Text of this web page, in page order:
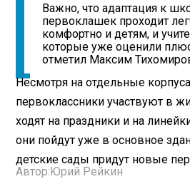
Важно, что адаптация к
первоклашек проходит
комфортно и детям, и
которые уже оценили
отметил Максим
Несмотря на отдельные
первоклассники участвуют в
ходят на праздники и на
они пойдут уже в основное
детские сады придут новые
Автор:Юрий Рейкин